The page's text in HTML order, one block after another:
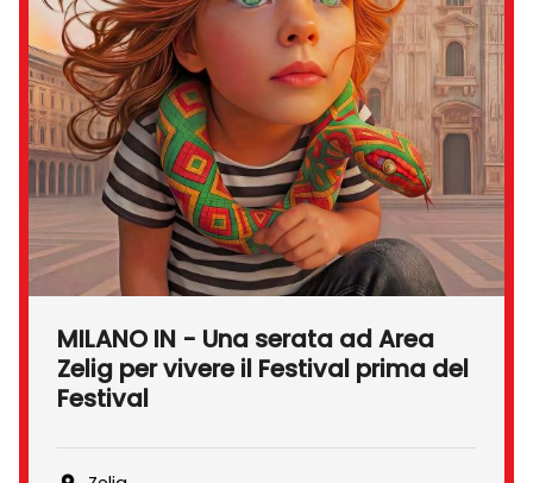
MILANO IN - Una serata ad Area
Zelig per vivere il Festival prima del
Festival